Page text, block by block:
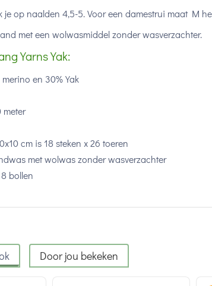
je op naalden 4,5-5. Voor een damestrui maat M
met een wolwasmiddel zonder wasverzachter.
Yarns Yak:
en 30% Yak
meter
cm is 18 steken x 26 toeren
met wolwas zonder wasverzachter
bollen
Door jou bekeken